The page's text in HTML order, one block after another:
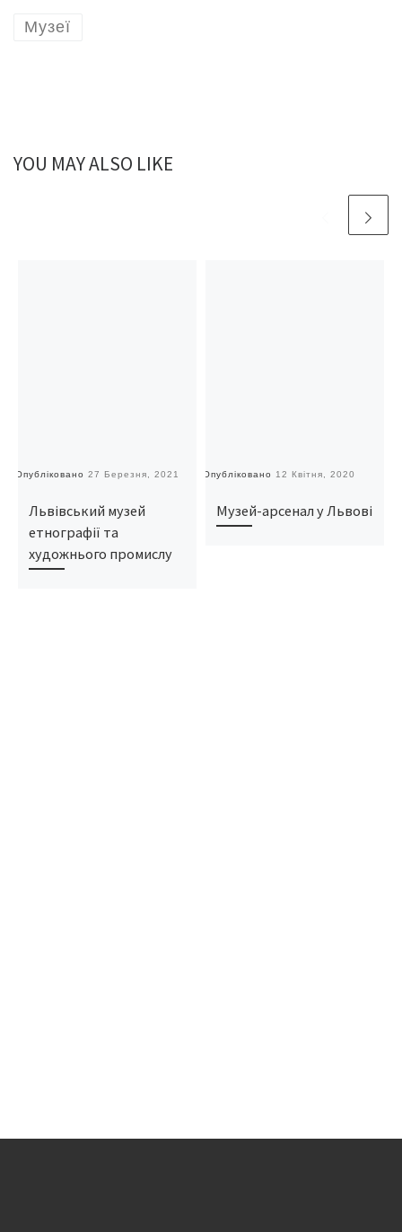
Музеї
YOU MAY ALSO LIKE
Опубліковано 27 Березня, 2021
Львівський музей
етнографії та
художнього промислу
Опубліковано 12 Квітня, 2020
Музей-арсенал у Львові